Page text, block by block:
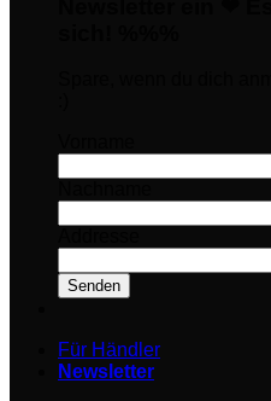
Senden
Für Händler
Newsletter